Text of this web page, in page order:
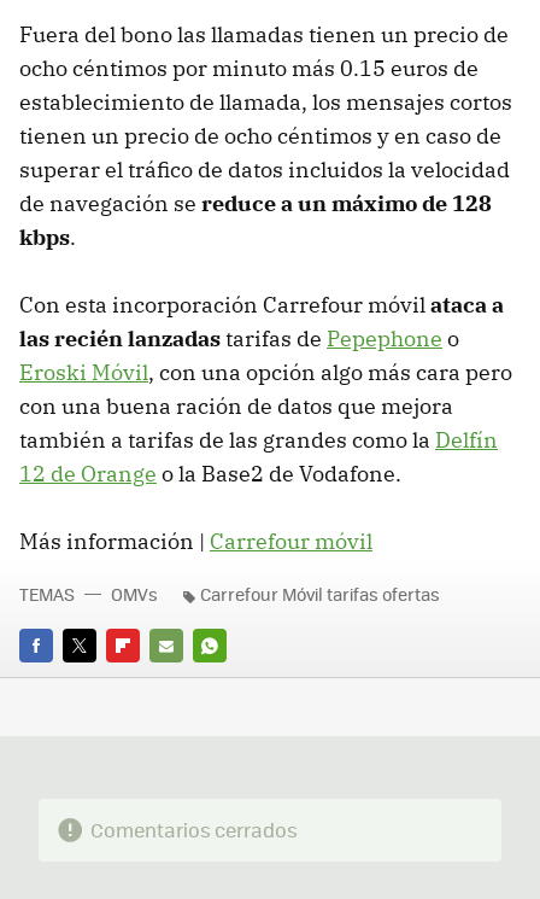
Fuera del bono las llamadas tienen un precio de
ocho céntimos por minuto más 0.15 euros de
establecimiento de llamada, los mensajes cortos
tienen un precio de ocho céntimos y en caso de
superar el tráfico de datos incluidos la velocidad
de navegación se reduce a un máximo de 128
kbps.
Con esta incorporación Carrefour móvilataca a
las recién lanzadastarifas de Pepephone o
Eroski Móvil, con una opción algo más cara pero
con una buena ración de datos que mejora
también a tarifas de las grandes como la Delfín
12 de Orange o la Base2 de Vodafone.
Más información | Carrefour móvil
FACEBOOK
TWITTERFLIPBOARD
E-
WHATSAPP
TEMAS OMVs Carrefour Móvil tarifas ofertas
Comentarios cerrados